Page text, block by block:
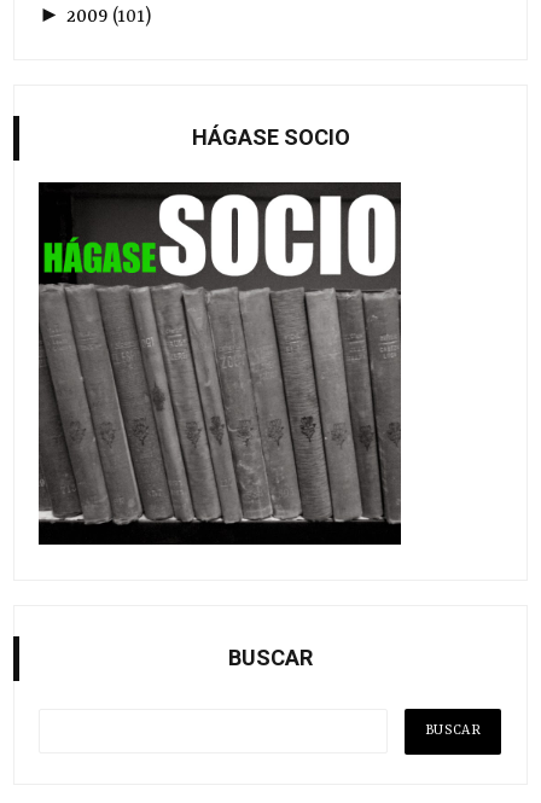
► 2009 (101)
HÁGASE SOCIO
BUSCAR